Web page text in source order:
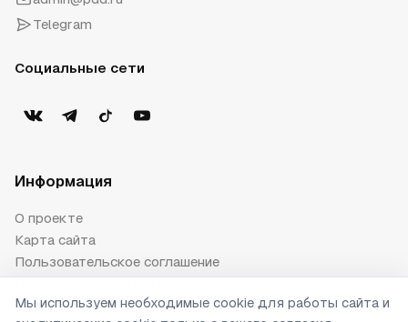
Telegram
Социальные сети
Информация
О проекте
Карта сайта
Пользовательское соглашение
Публичная оферта
Мы используем необходимые cookie для работы сайта и